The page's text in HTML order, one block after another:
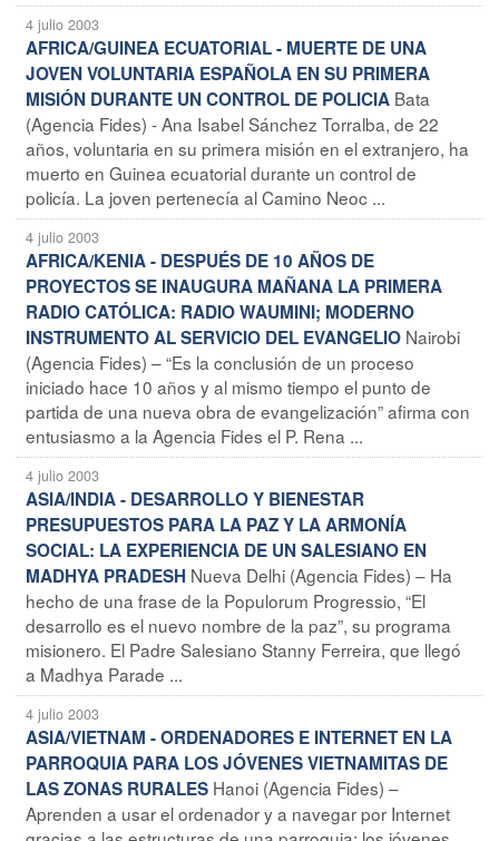
4 julio 2003
AFRICA/GUINEA ECUATORIAL - MUERTE DE UNA
JOVEN VOLUNTARIA ESPAÑOLA EN SU PRIMERA
MISIÓN DURANTE UN CONTROL DE POLICIA Bata
(Agencia Fides) - Ana Isabel Sánchez Torralba, de 22
años, voluntaria en su primera misión en el extranjero, ha
muerto en Guinea ecuatorial durante un control de
policía. La joven pertenecía al Camino Neoc ...
4 julio 2003
AFRICA/KENIA - DESPUÉS DE 10 AÑOS DE
PROYECTOS SE INAUGURA MAÑANA LA PRIMERA
RADIO CATÓLICA: RADIO WAUMINI; MODERNO
INSTRUMENTO AL SERVICIO DEL EVANGELIO Nairobi
(Agencia Fides) – “Es la conclusión de un proceso
iniciado hace 10 años y al mismo tiempo el punto de
partida de una nueva obra de evangelización” afirma con
entusiasmo a la Agencia Fides el P. Rena ...
4 julio 2003
ASIA/INDIA - DESARROLLO Y BIENESTAR
PRESUPUESTOS PARA LA PAZ Y LA ARMONÍA
SOCIAL: LA EXPERIENCIA DE UN SALESIANO EN
MADHYA PRADESH Nueva Delhi (Agencia Fides) – Ha
hecho de una frase de la Populorum Progressio, “El
desarrollo es el nuevo nombre de la paz”, su programa
misionero. El Padre Salesiano Stanny Ferreira, que llegó
a Madhya Parade ...
4 julio 2003
ASIA/VIETNAM - ORDENADORES E INTERNET EN LA
PARROQUIA PARA LOS JÓVENES VIETNAMITAS DE
LAS ZONAS RURALES Hanoi (Agencia Fides) –
Aprenden a usar el ordenador y a navegar por Internet